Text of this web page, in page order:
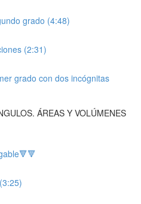
grado (4:48)
(2:31)
grado con dos incógnitas
ÁREAS Y VOLÚMENES